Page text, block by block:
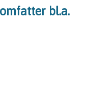
bl.a.